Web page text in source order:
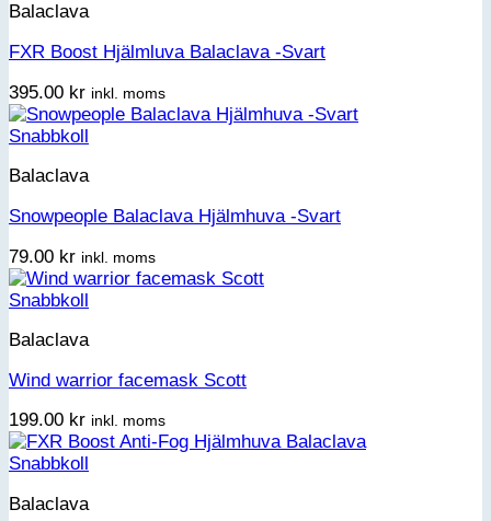
Balaclava
FXR Boost Hjälmluva Balaclava -Svart
395.00 kr inkl. moms
Snabbkoll
Balaclava
Snowpeople Balaclava Hjälmhuva -Svart
79.00 kr inkl. moms
Snabbkoll
Balaclava
Wind warrior facemask Scott
199.00 kr inkl. moms
Snabbkoll
Balaclava